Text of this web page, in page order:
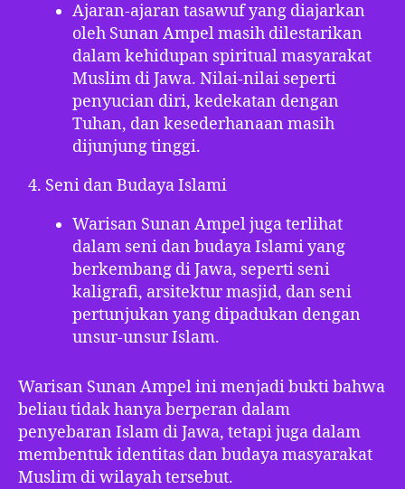
Ajaran-ajaran tasawuf yang diajarkan
oleh Sunan Ampel masih dilestarikan
dalam kehidupan spiritual masyarakat
Muslim di Jawa. Nilai-nilai seperti
penyucian diri, kedekatan dengan
Tuhan, dan kesederhanaan masih
dijunjung tinggi.
Seni dan Budaya Islami
Warisan Sunan Ampel juga terlihat
dalam seni dan budaya Islami yang
berkembang di Jawa, seperti seni
kaligrafi, arsitektur masjid, dan seni
pertunjukan yang dipadukan dengan
unsur-unsur Islam.
Warisan Sunan Ampel ini menjadi bukti bahwa
beliau tidak hanya berperan dalam
penyebaran Islam di Jawa, tetapi juga dalam
membentuk identitas dan budaya masyarakat
Muslim di wilayah tersebut.